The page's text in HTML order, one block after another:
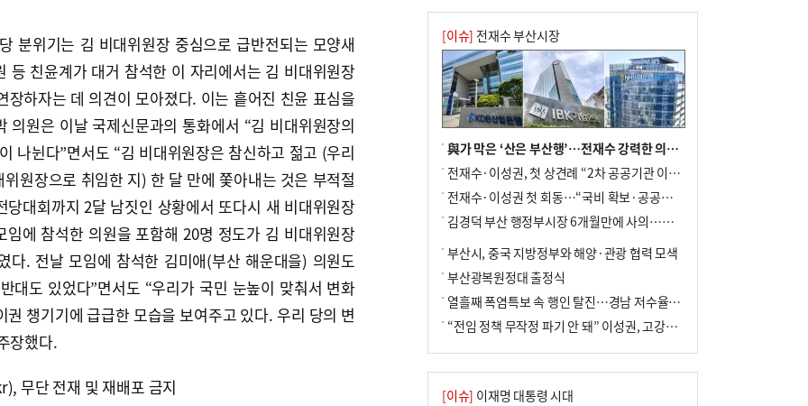
분위기는 김 비대위원장 중심으로 급반전되는 모양새
등 친윤계가 대거 참석한 이 자리에서는 김 비대위원장
장하자는 데 의견이 모아졌다. 이는 흩어진 친윤 표심을
의원은 이날 국제신문과의 통화에서 “김 비대위원장의
나뉜다”면서도 “김 비대위원장은 참신하고 젊고 (우리
원장으로 취임한 지) 한 달 만에 쫓아내는 것은 부적절
당대회까지 2달 남짓인 상황에서 또다시 새 비대위원장
에 참석한 의원을 포함해 20명 정도가 김 비대위원장
다. 전날 모임에 참석한 김미애(부산 해운대을) 의원도
대도 있었다”면서도 “우리가 국민 눈높이 맞춰서 변화
챙기기에 급급한 모습을 보여주고 있다. 우리 당의 변
장했다.
무단 전재 및 재배포 금지
우려가 현실로
[이슈] 전재수 부산시장
與가 막은 ‘산은 부산행’…전재수 강력한 의지 표명 없인 공염불
전재수·이성권, 첫 상견례 “2차 공공기관 이전 초당 협력”(종합)
전재수·이성권 첫 회동…“국비 확보·공공기관 이전 협력”
김경덕 부산 행정부시장 6개월만에 사의…후임 인선 촉각
부산시, 중국 지방정부와 해양·관광 협력 모색
부산광복원정대 출정식
열흘째 폭염특보 속 행인 탈진…경남 저수율 평년의 절반
“전임 정책 무작정 파기 안 돼” 이성권, 고강도 ‘전재수 견제’ 예고
[이슈] 이재명 대통령 시대